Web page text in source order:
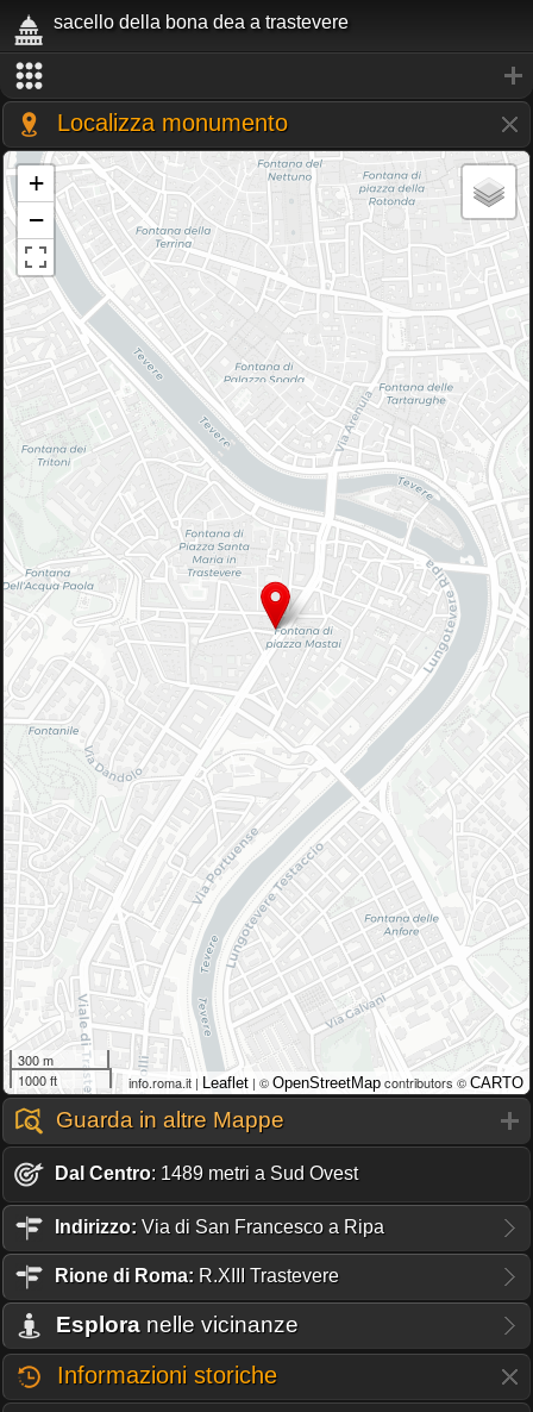
sacello della bona dea a trastevere
Localizza monumento
+
−
300 m
1000 ft
info.roma.it | Leaflet | © OpenStreetMap contributors © CARTO
Guarda in altre Mappe
Dal Centro: 1489 metri a Sud Ovest
Indirizzo: Via di San Francesco a Ripa
Rione di Roma: R.XIII Trastevere
Esplora nelle vicinanze
Informazioni storiche